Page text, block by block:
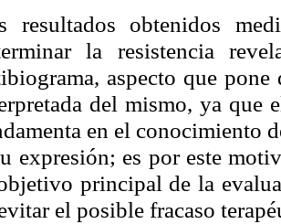
resultados obtenidos
la resistencia
aspecto que
del mismo, ya que
en el conocimiento
expresión; es por este
principal de la
el posible fracaso